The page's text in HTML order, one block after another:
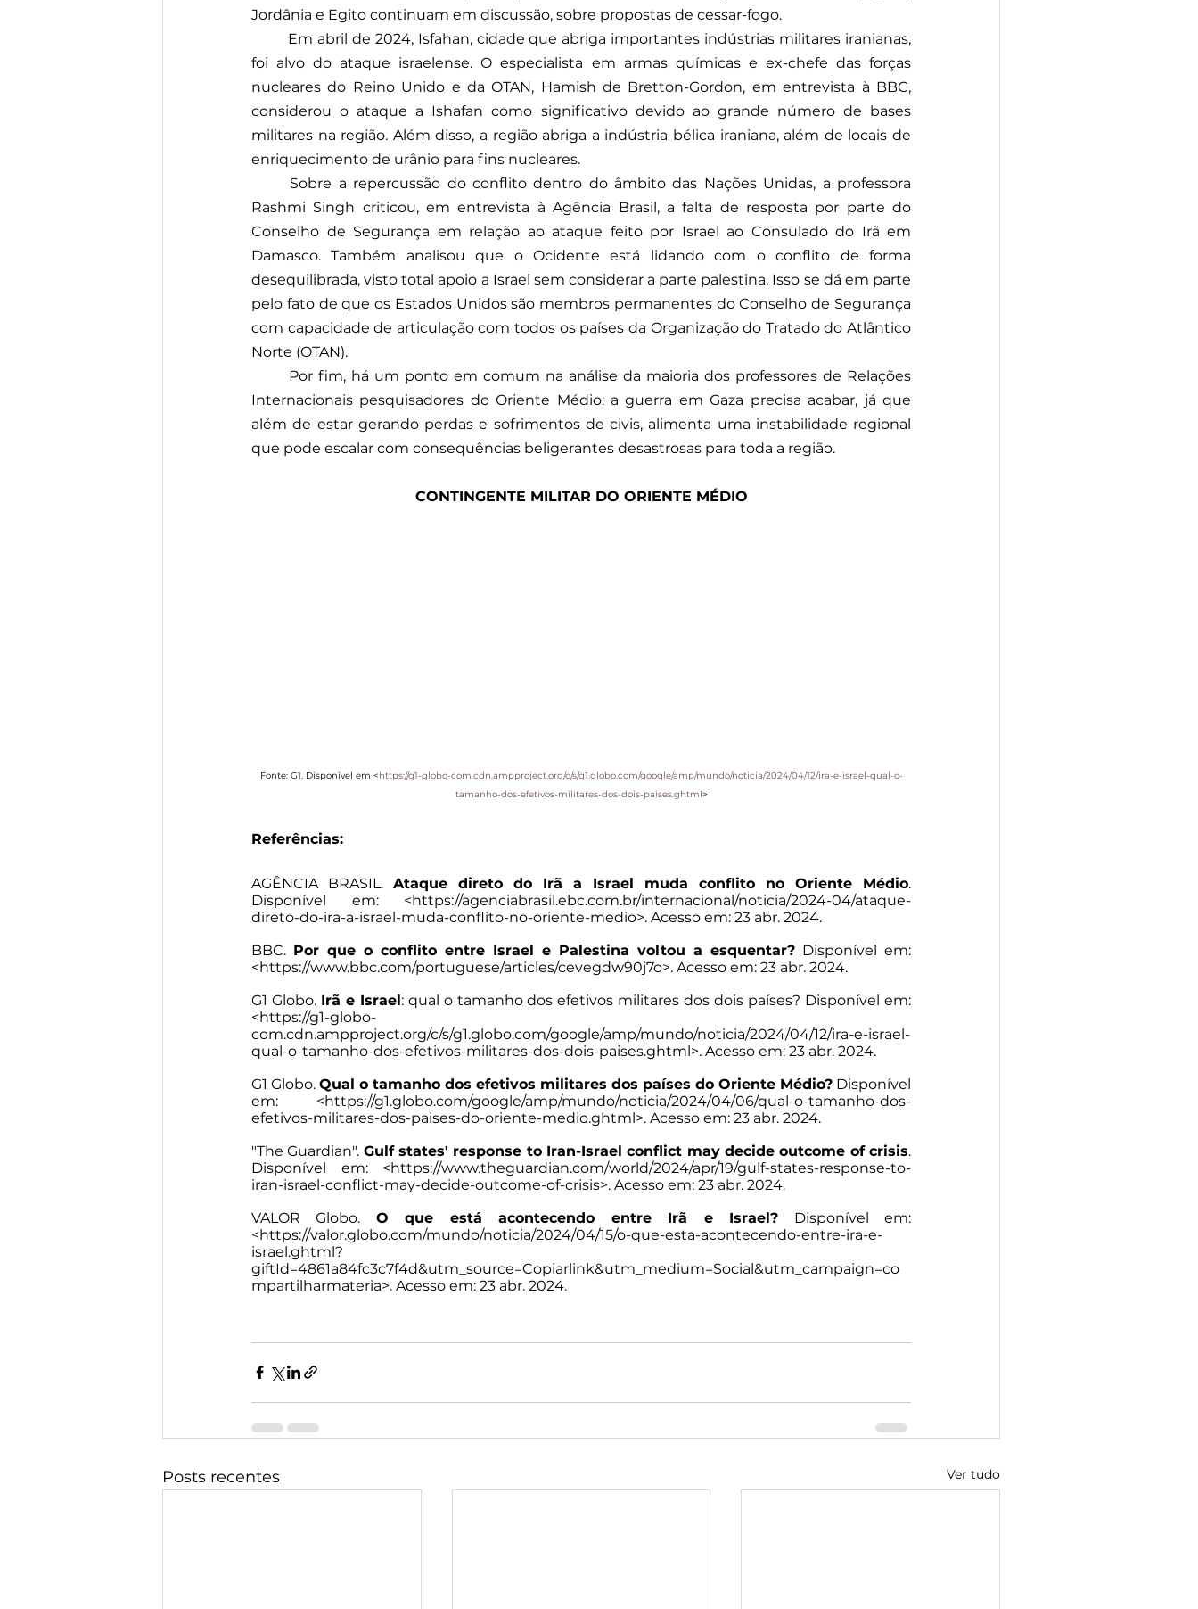
Jordânia e Egito continuam em discussão, sobre propostas de cessar-fogo.
Em abril de 2024, Isfahan, cidade que abriga importantes indústrias militares iranianas,
foi alvo do ataque israelense. O especialista em armas químicas e ex-chefe das forças
nucleares do Reino Unido e da OTAN, Hamish de Bretton-Gordon, em entrevista à BBC,
considerou o ataque a Ishafan como significativo devido ao grande número de bases
militares na região. Além disso, a região abriga a indústria bélica iraniana, além de locais de
enriquecimento de urânio para fins nucleares.
Sobre a repercussão do conflito dentro do âmbito das Nações Unidas, a professora
Rashmi Singh criticou, em entrevista à Agência Brasil, a falta de resposta por parte do
Conselho de Segurança em relação ao ataque feito por Israel ao Consulado do Irã em
Damasco. Também analisou que o Ocidente está lidando com o conflito de forma
desequilibrada, visto total apoio a Israel sem considerar a parte palestina. Isso se dá em parte
pelo fato de que os Estados Unidos são membros permanentes do Conselho de Segurança
com capacidade de articulação com todos os países da Organização do Tratado do Atlântico
Norte (OTAN).
Por fim, há um ponto em comum na análise da maioria dos professores de Relações
Internacionais pesquisadores do Oriente Médio: a guerra em Gaza precisa acabar, já que
além de estar gerando perdas e sofrimentos de civis, alimenta uma instabilidade regional
que pode escalar com consequências beligerantes desastrosas para toda a região.
CONTINGENTE MILITAR DO ORIENTE MÉDIO
Fonte: G1. Disponível em <https://g1-globo-com.cdn.ampproject.org/c/s/g1.globo.com/google/amp/mundo/noticia/2024/04/12/ira-e-israel-qual-o-
tamanho-dos-efetivos-militares-dos-dois-paises.ghtml>
Referências:
AGÊNCIA BRASIL. Ataque direto do Irã a Israel muda conflito no Oriente Médio.
Disponível em: <https://agenciabrasil.ebc.com.br/internacional/noticia/2024-04/ataque-
direto-do-ira-a-israel-muda-conflito-no-oriente-medio>. Acesso em: 23 abr. 2024.
BBC. Por que o conflito entre Israel e Palestina voltou a esquentar? Disponível em:
<https://www.bbc.com/portuguese/articles/cevegdw90j7o>. Acesso em: 23 abr. 2024.
G1 Globo. Irã e Israel: qual o tamanho dos efetivos militares dos dois países? Disponível em:
<https://g1-globo-
com.cdn.ampproject.org/c/s/g1.globo.com/google/amp/mundo/noticia/2024/04/12/ira-e-israel-
qual-o-tamanho-dos-efetivos-militares-dos-dois-paises.ghtml>. Acesso em: 23 abr. 2024.
G1 Globo. Qual o tamanho dos efetivos militares dos países do Oriente Médio? Disponível
em: <https://g1.globo.com/google/amp/mundo/noticia/2024/04/06/qual-o-tamanho-dos-
efetivos-militares-dos-paises-do-oriente-medio.ghtml>. Acesso em: 23 abr. 2024.
"The Guardian". Gulf states' response to Iran-Israel conflict may decide outcome of crisis.
Disponível em: <https://www.theguardian.com/world/2024/apr/19/gulf-states-response-to-
iran-israel-conflict-may-decide-outcome-of-crisis>. Acesso em: 23 abr. 2024.
VALOR Globo. O que está acontecendo entre Irã e Israel? Disponível em:
<https://valor.globo.com/mundo/noticia/2024/04/15/o-que-esta-acontecendo-entre-ira-e-
israel.ghtml?
giftId=4861a84fc3c7f4d&utm_source=Copiarlink&utm_medium=Social&utm_campaign=co
mpartilharmateria>. Acesso em: 23 abr. 2024.
Posts recentes Ver tudo